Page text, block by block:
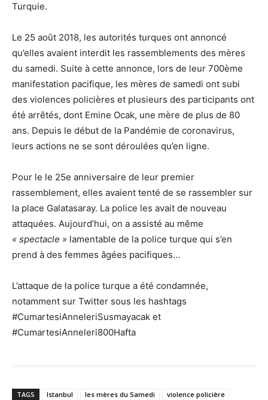
Turquie.
Le 25 août 2018, les autorités turques ont annoncé
qu’elles avaient interdit les rassemblements des mères
du samedi. Suite à cette annonce, lors de leur 700ème
manifestation pacifique, les mères de samedi ont subi
des violences policières et plusieurs des participants ont
été arrêtés, dont Emine Ocak, une mère de plus de 80
ans. Depuis le début de la Pandémie de coronavirus,
leurs actions ne se sont déroulées qu’en ligne.
Pour le le 25e anniversaire de leur premier
rassemblement, elles avaient tenté de se rassembler sur
la place Galatasaray. La police les avait de nouveau
attaquées. Aujourd’hui, on a assisté au même
« spectacle » lamentable de la police turque qui s’en
prend à des femmes âgées pacifiques…
L’attaque de la police turque a été condamnée,
notamment sur Twitter sous les hashtags
#CumartesiAnneleriSusmayacak et
#CumartesiAnneleri800Hafta
TAGS Istanbul les mères du Samedi violence policière